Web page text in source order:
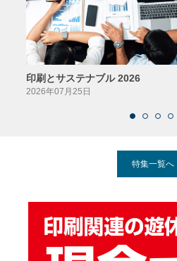
印刷とサステナブル 2026
2026年07月25日
特集一覧へ